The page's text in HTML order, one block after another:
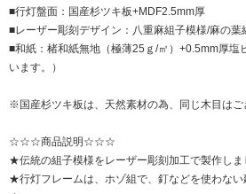
■行灯盤面：国産杉ツキ板+MDF2.5mm厚
■レーザー彫刻デザイン：八重麻組子模様/麻の葉
■和紙：楮和紙無地（極薄25ｇ/㎡）+0.5mm厚塩
います。）
※国産杉ツキ板は、天然素材の為、同じ木目はご
☆☆☆商品説明☆☆☆
★伝統の組子模様をレーザー彫刻加工で製作しま
★行灯フレームは、ホゾ組で、釘などを使わない